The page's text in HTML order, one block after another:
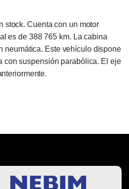
stock. Cuenta con un motor
es de 388 765 km. La cabina
neumática. Este vehículo dispone
con suspensión parabólica. El eje